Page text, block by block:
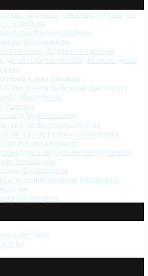
Трубки для
домофона
Видеодомофоны
Видеокамеры
Видеорегистраторы
Жёсткие диски
Блоки питания
Кабельная продукция
Микрофоны
Разъёмы
Муляжи камер
Контроль доступа
Речевое оповещение
Сигнализации
Сетевое оборудование
Умный дом
Кронштейны
Комплекты
Распродажа
о доставке